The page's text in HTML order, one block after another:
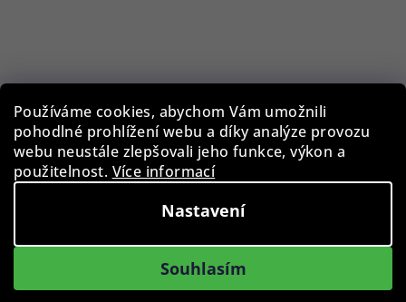
Používáme cookies, abychom Vám umožnili
pohodlné prohlížení webu a díky analýze provozu
webu neustále zlepšovali jeho funkce, výkon a
použitelnost. Více informací
Nastavení
Souhlasím
Paul Design 20112 Collector box na hodinky a šperky
Macassar
Skladem
Do košíku